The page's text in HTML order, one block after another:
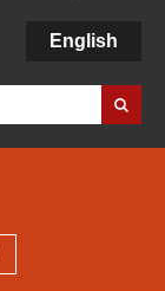
English